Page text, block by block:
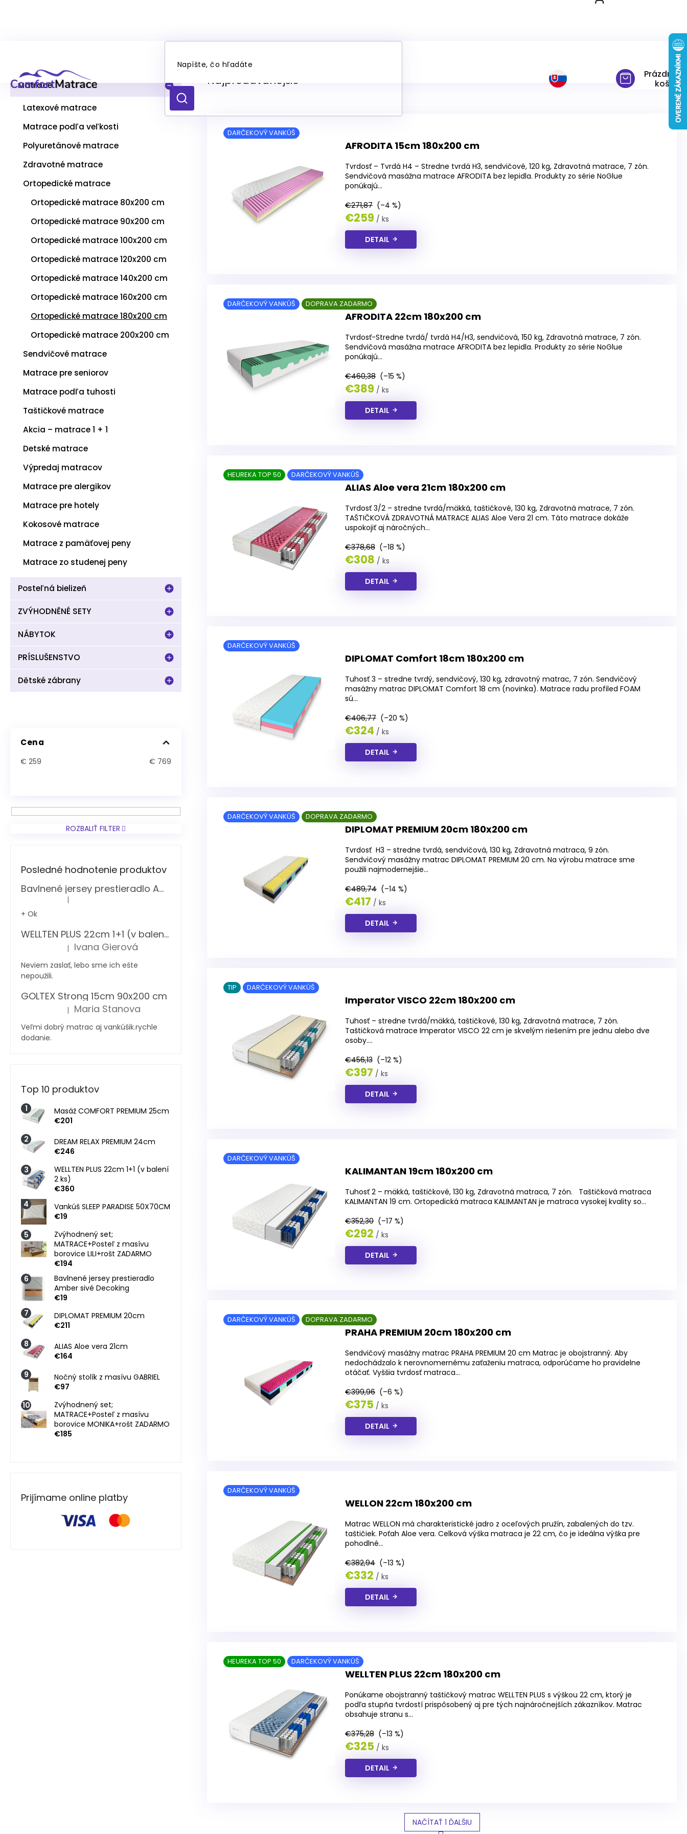
HĽADAŤ
Prázdny
košík
n
ý
kategórie
Matrace
Latexové matrace
Matrace podľa veľkosti
Polyuretánové matrace
Zdravotné matrace
Ortopedické matrace
Ortopedické matrace 80x200 cm
Ortopedické matrace 90x200 cm
Ortopedické matrace 100x200 cm
Ortopedické matrace 120x200 cm
Ortopedické matrace 140x200 cm
Ortopedické matrace 160x200 cm
Ortopedické matrace 180x200 cm
Ortopedické matrace 200x200 cm
Sendvičové matrace
Matrace pre seniorov
Matrace podľa tuhosti
Taštičkové matrace
Akcia – matrace 1 + 1
Detské matrace
Výpredaj matracov
Matrace pre alergikov
Matrace pre hotely
Kokosové matrace
Matrace z pamäťovej peny
Matrace zo studenej peny
Posteľná bielizeň
ZVÝHODNĚNÉ SETY
NÁBYTOK
PRÍSLUŠENSTVO
Dětské zábrany
Cena
€ 259 € 769
ROZBALIŤ FILTER
Posledné hodnotenie produktov
Bavlnené jersey prestieradlo Amber zelené Decoking
Hodnotenie produktu je 5 z 5 hviezdičiek.
|
+ Ok
WELLTEN PLUS 22cm 1+1 (v balení 2 ks)
Hodnotenie produktu je 5 z 5 hviezdičiek.
| Ivana Gierová
Neviem zaslať, lebo sme ich ešte
nepoužili.
GOLTEX Strong 15cm 90x200 cm
Hodnotenie produktu je 5 z 5 hviezdičiek.
| Maria Stanova
Veľmi dobrý matrac aj vankúšik.rychle
dodanie.
Top 10 produktov
Masáž COMFORT PREMIUM 25cm
€201
DREAM RELAX PREMIUM 24cm
€246
WELLTEN PLUS 22cm 1+1 (v balení
2 ks)
€360
Vankúš SLEEP PARADISE 50X70CM
€19
Zvýhodnený set;
MATRACE+Posteľ z masívu
borovice LILI+rošt ZADARMO
€194
Bavlnené jersey prestieradlo
Amber sivé Decoking
€19
DIPLOMAT PREMIUM 20cm
€211
ALIAS Aloe vera 21cm
€164
Nočný stolík z masívu GABRIEL
€97
Zvýhodnený set;
MATRACE+Posteľ z masívu
borovice MONIKA+rošt ZADARMO
€185
Prijímame online platby
Ortopedické matrace 180x200 cm
Najpredávanejšie
V
AFRODITA 15cm 180x200 cm
DARČEKOVÝ VANKÚŠ
Tvrdosť – Tvrdá H4 – Stredne tvrdá H3, sendvičové, 120 kg, Zdravotná matrace, 7 zón.
Sendvičová masážna matrace AFRODITA bez lepidla. Produkty zo série NoGlue
ponúkajú...
€271,87 (–4 %)
€259 / ks
DETAIL
AFRODITA 22cm 180x200 cm
DARČEKOVÝ VANKÚŠ DOPRAVA ZADARMO
Tvrdosť-Stredne tvrdá/ tvrdá H4/H3, sendvičová, 150 kg, Zdravotná matrace, 7 zón.
Sendvičová masážna matrace AFRODITA bez lepidla. Produkty zo série NoGlue
ponúkajú...
€460,38 (–15 %)
€389 / ks
DETAIL
ALIAS Aloe vera 21cm 180x200 cm
HEUREKA TOP 50 DARČEKOVÝ VANKÚŠ
Tvrdosť 3/2 – stredne tvrdá/mäkká, taštičkové, 130 kg, Zdravotná matrace, 7 zón.
TAŠTIČKOVÁ ZDRAVOTNÁ MATRACE ALIAS Aloe Vera 21 cm. Táto matrace dokáže
uspokojiť aj náročných...
€378,68 (–18 %)
€308 / ks
DETAIL
DIPLOMAT Comfort 18cm 180x200 cm
DARČEKOVÝ VANKÚŠ
Tuhosť 3 – stredne tvrdý, sendvičový, 130 kg, zdravotný matrac, 7 zón. Sendvičový
masážny matrac DIPLOMAT Comfort 18 cm (novinka). Matrace radu profiled FOAM
sú...
€406,77 (–20 %)
€324 / ks
DETAIL
DIPLOMAT PREMIUM 20cm 180x200 cm
DARČEKOVÝ VANKÚŠ DOPRAVA ZADARMO
Tvrdosť H3 – stredne tvrdá, sendvičová, 130 kg, Zdravotná matraca, 9 zón.
Sendvičový masážny matrac DIPLOMAT PREMIUM 20 cm. Na výrobu matrace sme
použili najmodernejšie...
€489,74 (–14 %)
€417 / ks
DETAIL
Imperator VISCO 22cm 180x200 cm
TIP DARČEKOVÝ VANKÚŠ
Tuhosť – stredne tvrdá/mäkká, taštičkové, 130 kg, Zdravotná matrace, 7 zón.
Taštičková matrace Imperator VISCO 22 cm je skvelým riešením pre jednu alebo dve
osoby....
€456,13 (–12 %)
€397 / ks
DETAIL
KALIMANTAN 19cm 180x200 cm
DARČEKOVÝ VANKÚŠ
Tuhosť 2 – mäkká, taštičkové, 130 kg, Zdravotná matraca, 7 zón. Taštičková matraca
KALIMANTAN 19 cm. Ortopedická matraca KALIMANTAN je matraca vysokej kvality so...
€352,30 (–17 %)
€292 / ks
DETAIL
PRAHA PREMIUM 20cm 180x200 cm
DARČEKOVÝ VANKÚŠ DOPRAVA ZADARMO
Sendvičový masážny matrac PRAHA PREMIUM 20 cm Matrac je obojstranný. Aby
nedochádzalo k nerovnomernému zaťaženiu matraca, odporúčame ho pravidelne
otáčať. Vyššia tvrdosť matraca...
€399,96 (–6 %)
€375 / ks
DETAIL
WELLON 22cm 180x200 cm
DARČEKOVÝ VANKÚŠ
Matrac WELLON má charakteristické jadro z oceľových pružín, zabalených do tzv.
taštičiek. Poťah Aloe vera. Celková výška matraca je 22 cm, čo je ideálna výška pre
pohodlné...
€382,94 (–13 %)
€332 / ks
DETAIL
WELLTEN PLUS 22cm 180x200 cm
HEUREKA TOP 50 DARČEKOVÝ VANKÚŠ
Ponúkame obojstranný taštičkový matrac WELLTEN PLUS s výškou 22 cm, ktorý je
podľa stupňa tvrdostí prispôsobený aj pre tých najnáročnejších zákazníkov. Matrac
obsahuje stranu s...
€375,28 (–13 %)
€325 / ks
DETAIL
NAČÍTAŤ 1 ĎALŠIU